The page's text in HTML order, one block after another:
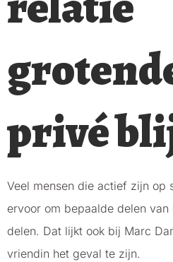
privé
Veel mensen die actief zijn op
ervoor om bepaalde delen
delen. Dat lijkt ook bij Marc
vriendin het geval te zijn.